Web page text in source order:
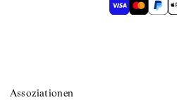
Assoziationen